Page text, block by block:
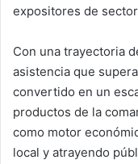
expositores de
Con una trayectoria
asistencia que
convertido en un
productos de la
como motor
local y atrayendo